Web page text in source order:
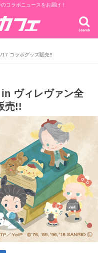
コラボニュースをお届け！
search
コラボグッズ販売!!
ヴィレヴァン全
売!!